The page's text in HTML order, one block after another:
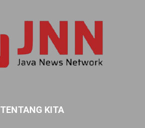
TENTANG KITA